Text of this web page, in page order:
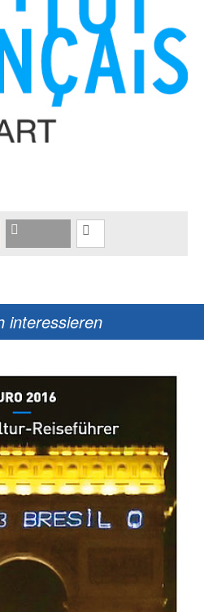
interessieren